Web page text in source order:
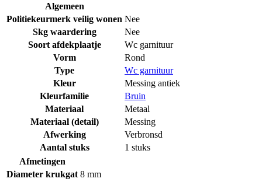
Algemeen
Politiekeurmerk veilig wonen Nee
Skg waardering
Nee
Soort afdekplaatje
Wc garnituur
Vorm
Rond
Type
Wc garnituur
Kleur
Messing antiek
Kleurfamilie
Bruin
Materiaal
Metaal
Materiaal (detail)
Messing
Afwerking
Verbronsd
Aantal stuks
1 stuks
Afmetingen
Diameter krukgat 8 mm